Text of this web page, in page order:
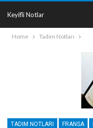
Keyifli Notlar
Home Tadım Notları
TADIM NOTLARI FRANSA